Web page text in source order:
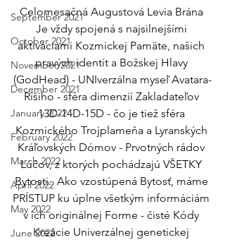
September 2021
October 2021
November 2021
December 2021
January 2022
February 2022
March 2022
April 2022
May 2022
June 2022
Celomesačná Augustová Levia Brána
Je vždy spojená s najsilnejšími
aktiváciami Kozmickej Pamäte, našich
pravých identít a Božskej Hlavy
(GodHead) - UNIverzálna myseľ Avatara-
Ríšiho - sféra dimenzií Zakladateľov
13D-14D-15D - čo je tiež sféra
Kozmického Trojplameňa a Lyranských
Kráľovských Dómov - Prvotných rádov
Lúčov, z ktorých pochádzajú VŠETKY
Bytosti.. Ako vzostúpená Bytosť, máme
PRÍSTUP ku úplne všetkým informáciám
v ich originálnej Forme - čisté Kódy
Kreácie Univerzálnej genetickej